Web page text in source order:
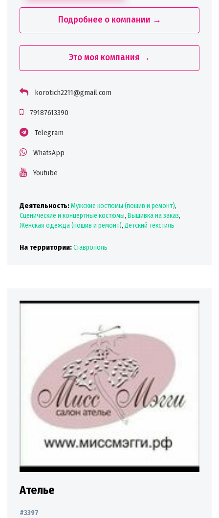
Подробнее о компании →
Это моя компания →
korotich2211@gmail.com
79187613390
Telegram
WhatsApp
Youtube
Деятельность:Мужские костюмы (пошив и ремонт),
Сценические и концертные костюмы, Вышивка на заказ,
Женская одежда (пошив и ремонт), Детский текстиль
На территории:Ставрополь
Ателье
#3397